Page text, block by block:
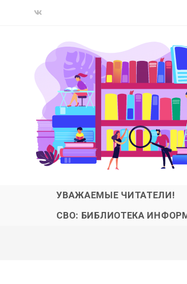
УВАЖАЕМЫЕ ЧИТАТЕЛИ!
СВО: БИБЛИОТЕКА